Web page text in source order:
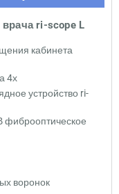
ri-scope L
кабинета
4х
устройство ri-
фиброоптическое
воронок